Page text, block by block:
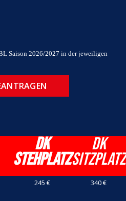
Saison 2026/2027 in der jeweiligen
DK
Stehplatz
DK
Sitzplatz
245 € 340 €